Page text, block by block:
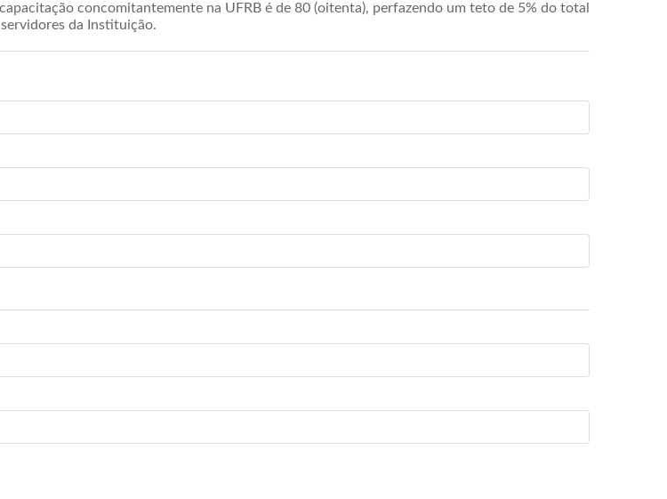
concomitantemente na UFRB é de 80 (oitenta), perfazendo um teto de 5% do total
da Instituição.